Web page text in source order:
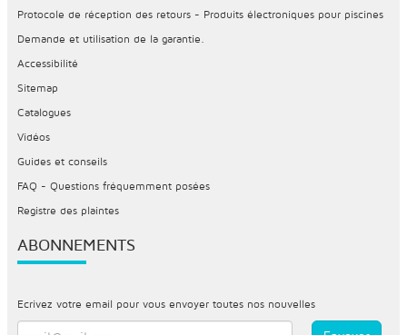
Protocole de réception des retours - Produits électroniques pour piscines
Demande et utilisation de la garantie.
Accessibilité
Sitemap
Catalogues
Vidéos
Guides et conseils
FAQ - Questions fréquemment posées
Registre des plaintes
ABONNEMENTS
Ecrivez votre email pour vous envoyer toutes nos nouvelles